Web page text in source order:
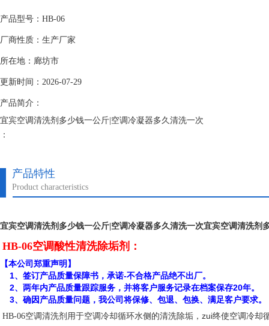
产品型号：HB-06
厂商性质：生产厂家
所在地：廊坊市
更新时间：2026-07-29
产品简介：
宜宾空调清洗剂多少钱一公斤|空调冷凝器多久清洗一次
：
产品特性
Product characteristics
宜宾空调清洗剂多少钱一公斤|空调冷凝器多久清洗一次宜宾空调清洗剂
HB-06空调酸性清洗除垢剂：
【本公司郑重声明】
1、签订产品质量保障书，承诺-不合格产品绝不出厂。
2、两年内产品质量跟踪服务，并将客户服务记录在档案保存20年。
3、确因产品质量问题，我公司将保修、包退、包换、满足客户要求。
HB-06空调清洗剂 用于空调冷却循环水侧的清洗除垢，zui终使空调冷